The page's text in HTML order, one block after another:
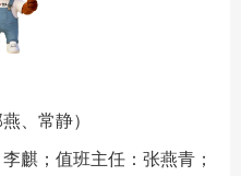
、常静）
麒；值班主任：张燕青；